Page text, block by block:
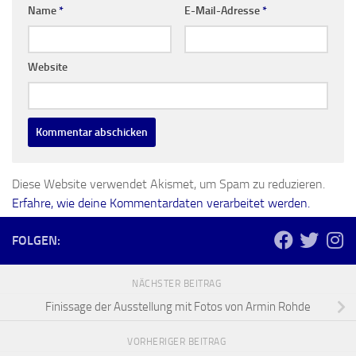
Name* E-Mail-Adresse*
Website
Diese Website verwendet Akismet, um Spam zu reduzieren.
Erfahre, wie deine Kommentardaten verarbeitet werden.
FOLGEN:
NÄCHSTER BEITRAG
Finissage der Ausstellung mit Fotos von Armin Rohde
VORHERIGER BEITRAG